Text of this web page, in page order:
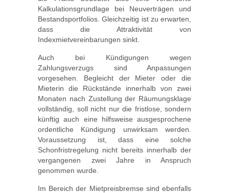
Kalkulationsgrundlage bei Neuverträgen und
Bestandsportfolios. Gleichzeitig ist zu erwarten,
dass die Attraktivität von
Indexmietvereinbarungen sinkt.
Auch bei Kündigungen wegen
Zahlungsverzugs sind Anpassungen
vorgesehen. Begleicht der Mieter oder die
Mieterin die Rückstände innerhalb von zwei
Monaten nach Zustellung der Räumungsklage
vollständig, soll nicht nur die fristlose, sondern
künftig auch eine hilfsweise ausgesprochene
ordentliche Kündigung unwirksam werden.
Voraussetzung ist, dass eine solche
Schonfristregelung nicht bereits innerhalb der
vergangenen zwei Jahre in Anspruch
genommen wurde.
Im Bereich der Mietpreisbremse sind ebenfalls